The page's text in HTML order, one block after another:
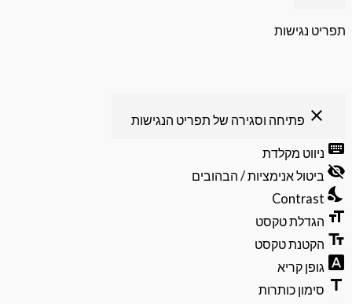
פתיחה וסגירה של תפריט הנגישות
מקלדת
אנימציות / הבהובים
טקסט
טקסט
קריא
כותרות